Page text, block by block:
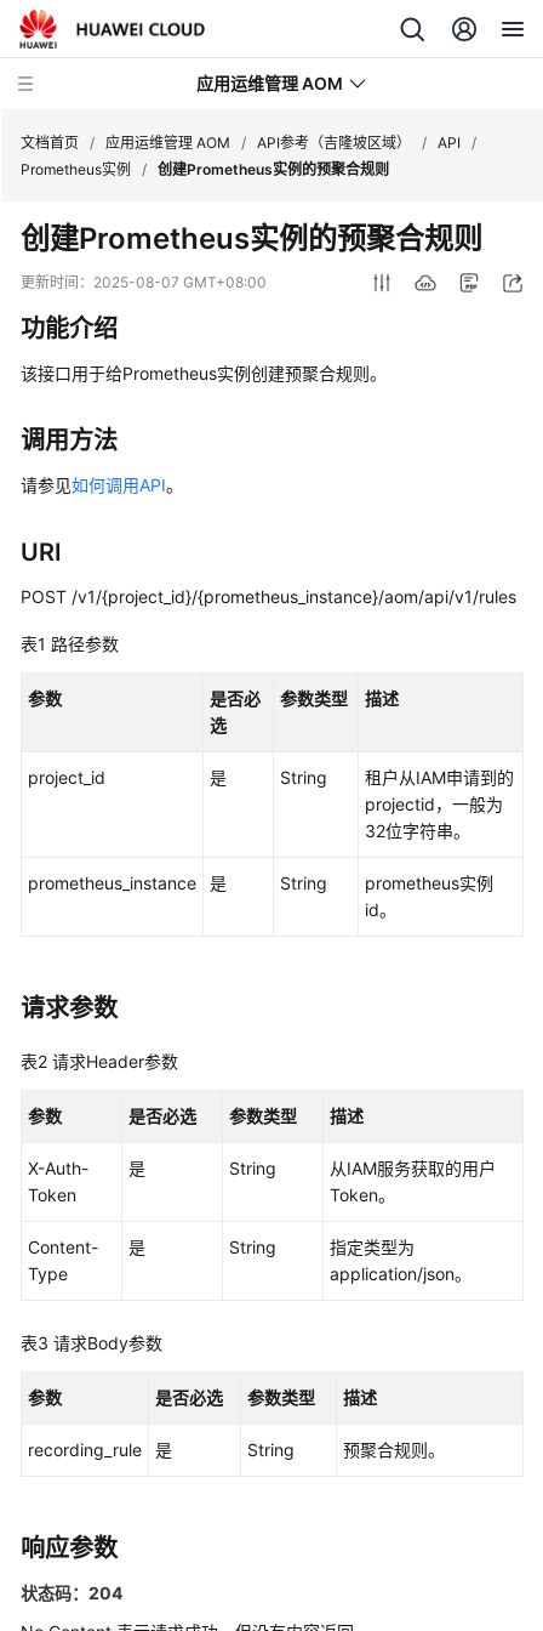
应用运维管理 AOM
最
新
动
品
绍
计
说
速
门
户
参
参
考
常
见
题
视
帮
1.0
档
文档首页 / 应用运维管理 AOM / API参考（吉隆坡区域） / API /
Prometheus实例
/ 创建Prometheus实例的预聚合规则
创建Prometheus实例的预聚合规则
更新时间： 2025-08-07 GMT+08:00
功能介绍
该接口用于给Prometheus实例创建预聚合规则。
调用方法
请参见如何调用API。
URI
POST /v1/{project_id}/{prometheus_instance}/aom/api/v1/rules
表1 路径参数
参数
是否必
选
参数类型 描述
project_id 是 String
租户从IAM申请到的
projectid，一般为
32位字符串。
prometheus_instance 是 String
prometheus实例
id。
请求参数
表2 请求Header参数
参数 是否必选 参数类型 描述
X-Auth-
Token
是 String
从IAM服务获取的用户
Token。
Content-
Type
是 String
指定类型为
application/json。
表3 请求Body参数
参数 是否必选 参数类型 描述
recording_rule 是 String 预聚合规则。
响应参数
状态码：204